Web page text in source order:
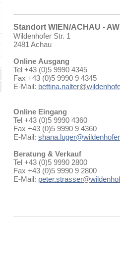
Standort WIEN/ACHAU -
Wildenhofer Str. 1
2481 Achau
Online Ausgang
Tel +43 (0)5 9990 4345
Fax +43 (0)5 9990 9 4345
E-Mail: bettina.nalter@
Online Eingang
Tel +43 (0)5 9990 4360
Fax +43 (0)5 9990 9 4360
E-Mail:
Beratung & Verkauf
Tel +43 (0)5 9990 2800
Fax +43 (0)5 9990 9 2800
E-Mail: peter.strasser@